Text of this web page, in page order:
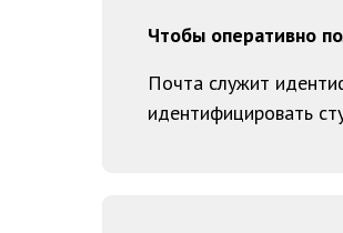
Чтобы оперативно
Почта служит
идентифицировать